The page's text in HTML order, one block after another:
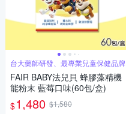
台大藥師研發、最專業兒童保健品牌
FAIR BABY法兒貝 蜂膠藻精機
能粉末 藍莓口味(60包/盒)
$1,480 $1,580